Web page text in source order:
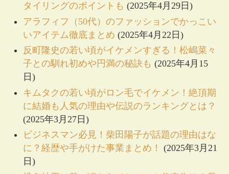
タイリングのポイントも (2025年4月29日)
アラフィフ（50代）のファッションでかっこい
いアイテム徹底まとめ (2025年4月22日)
反町隆史の若い頃がイケメンすぎる！松嶋菜々
子との馴れ初めや円満の秘訣も (2025年4月15
日)
キムタクの若い頃がロン毛でイケメン！絶頂期
に結婚も人気の理由や伝説のランキングとは？
(2025年3月27日)
ビジネスマン必見！柴田陽子が話題の理由はな
に？経歴や手がけた事業まとめ！
(2025年3月21
日)